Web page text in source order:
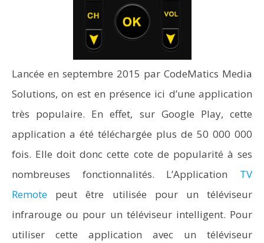
Lancée en septembre 2015 par CodeMatics Media
Solutions, on est en présence ici d’une application
très populaire. En effet, sur Google Play, cette
application a été téléchargée plus de 50 000 000
fois. Elle doit donc cette cote de popularité à ses
nombreuses fonctionnalités. L’Application TV
Remote peut être utilisée pour un téléviseur
infrarouge ou pour un téléviseur intelligent. Pour
utiliser cette application avec un téléviseur